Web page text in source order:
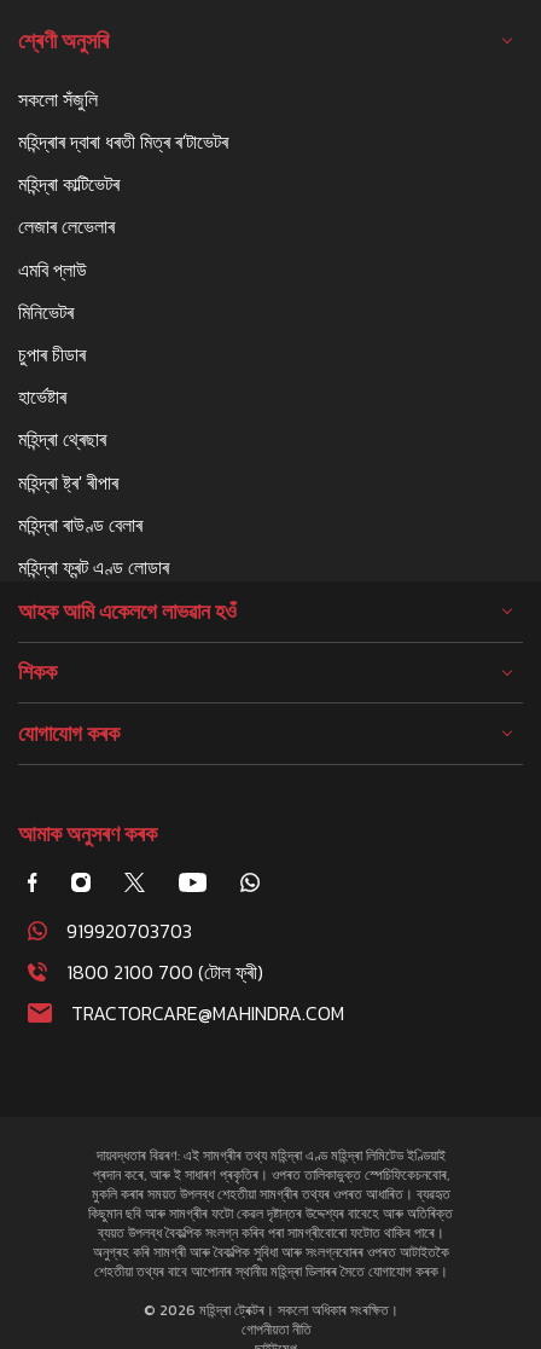
শ্ৰেণী অনুসৰি
সকলো সঁজুলি
মহিন্দ্ৰাৰ দ্বাৰা ধৰতী মিত্ৰ ৰ'টাভেটৰ
মহিন্দ্ৰা কাল্টিভেটৰ
লেজাৰ লেভেলাৰ
এমবি প্লাউ
মিনিভেটৰ
চুপাৰ চীডাৰ
হাৰ্ভেষ্টাৰ
মহিন্দ্ৰা থ্ৰেছাৰ
মহিন্দ্ৰা ষ্ট্ৰ' ৰীপাৰ
মহিন্দ্ৰা ৰাউণ্ড বেলাৰ
মহিন্দ্ৰা ফ্ৰন্ট এণ্ড লোডাৰ
আহক আমি একেলগে লাভৱান হওঁ
শিকক
যোগাযোগ কৰক
আমাক অনুসৰণ কৰক
919920703703
1800 2100 700 (টোল ফ্ৰী)
TRACTORCARE@MAHINDRA.COM
দায়বদ্ধতাৰ বিৱৰণ: এই সামগ্ৰীৰ তথ্য মহিন্দ্ৰা এণ্ড মহিন্দ্ৰা লিমিটেড ইণ্ডিয়াই
প্ৰদান কৰে, আৰু ই সাধাৰণ প্ৰকৃতিৰ। ওপৰত তালিকাভুক্ত স্পেচিফিকেচনবোৰ,
মুকলি কৰাৰ সময়ত উপলব্ধ শেহতীয়া সামগ্ৰীৰ তথ্যৰ ওপৰত আধাৰিত। ব্যৱহৃত
কিছুমান ছবি আৰু সামগ্ৰীৰ ফটো কেৱল দৃষ্টান্তৰ উদ্দেশ্যৰ বাবেহে আৰু অতিৰিক্ত
ব্যয়ত উপলব্ধ বৈকল্পিক সংলগ্ন কৰিব পৰা সামগ্ৰীবোৰো ফটোত থাকিব পাৰে।
অনুগ্ৰহ কৰি সামগ্ৰী আৰু বৈকল্পিক সুবিধা আৰু সংলগ্নবোৰৰ ওপৰত আটাইতকৈ
শেহতীয়া তথ্যৰ বাবে আপোনাৰ স্থানীয় মহিন্দ্ৰা ডিলাৰৰ সৈতে যোগাযোগ কৰক।
© 2026 মহিন্দ্ৰা ট্ৰেক্টৰ। সকলো অধিকাৰ সংৰক্ষিত।
গোপনীয়তা নীতি